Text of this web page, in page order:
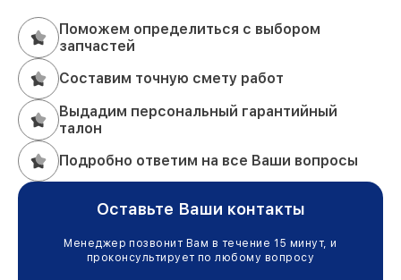
Поможем определиться с выбором
запчастей
Составим точную смету работ
Выдадим персональный гарантийный
талон
Подробно ответим на все Ваши вопросы
Оставьте Ваши контакты
Менеджер позвонит Вам в течение 15 минут, и
проконсультирует по любому вопросу